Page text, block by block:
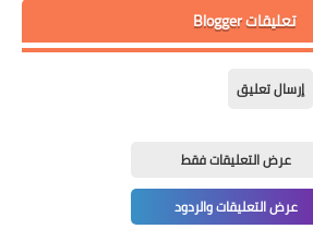
تعليقات Blogger
إرسال تعليق
عرض التعليقات فقط
عرض التعليقات والردود